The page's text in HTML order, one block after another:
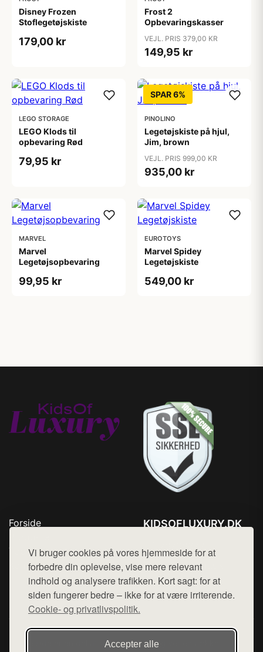
Vi bruger cookies på vores hjemmeside for at
forbedre din oplevelse, vise mere relevant
indhold og analysere trafikken. Kort sagt: for at
siden fungerer bedre – ikke for at være irriterende.
Cookie- og privatlivspolitik.
Accepter alle
Disney Frozen
Stoflegetøjskiste
179,00 kr
Frost 2
Opbevaringskasser
VEJL. PRIS 379,00 KR
149,95 kr
LEGO STORAGE
LEGO Klods til
opbevaring Rød
79,95 kr
SPAR 6%
PINOLINO
Legetøjskiste på hjul,
Jim, brown
VEJL. PRIS 999,00 KR
935,00 kr
MARVEL
Marvel
Legetøjsopbevaring
99,95 kr
EUROTOYS
Marvel Spidey
Legetøjskiste
549,00 kr
Forside
Top Rabatter
Kontakt
KIDSOFLUXURY.DK
Mail: hej@want.dk
Cookie- og privatlivspolitik
Denne side er en del af want.dk, der udgiver en række